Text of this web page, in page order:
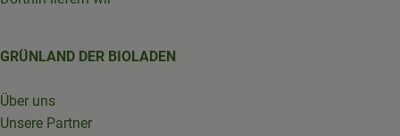
GRÜNLAND DER BIOLADEN
Über uns
Unsere Partner